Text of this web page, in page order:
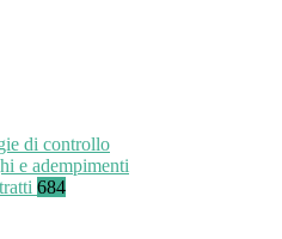
di controllo
e adempimenti
684